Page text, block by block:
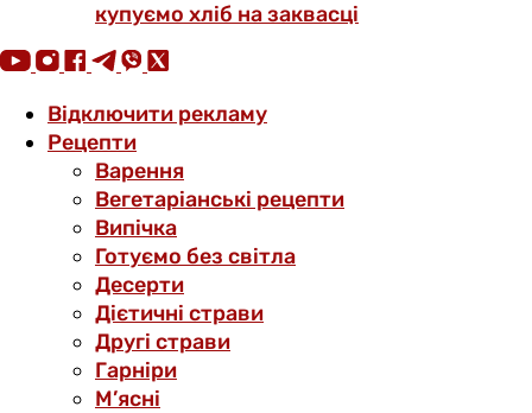
купуємо хліб на заквасці
Відключити рекламу
Рецепти
Варення
Вегетаріанські рецепти
Випічка
Готуємо без світла
Десерти
Дієтичні страви
Другі страви
Гарніри
М’ясні